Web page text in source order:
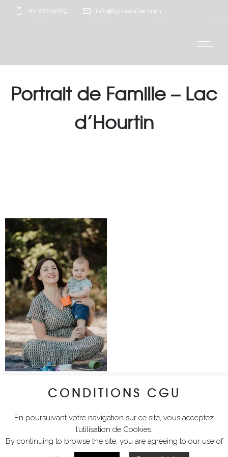
+618265689 info@lyciawalter.com
Portrait de Famille – Lac
d’Hourtin
lyciawalterimages
CONDITIONS CGU
En poursuivant votre navigation sur ce site, vous acceptez
l’utilisation de Cookies.
By continuing to browse the site, you are agreeing to our use of